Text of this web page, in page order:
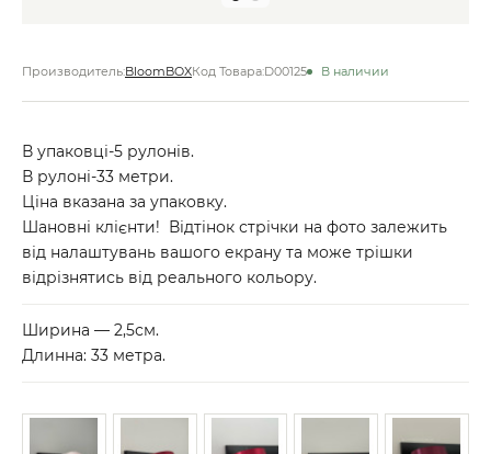
Производитель:BloomBOXКод Товара:D00125 В наличии
В упаковці-5 рулонів.
В рулоні-33 метри.
Ціна вказана за упаковку.
Шановні клієнти! Відтінок стрічки на фото залежить
від налаштувань вашого екрану та може трішки
відрізнятись від реального кольору.
Ширина — 2,5см.
Длинна: 33 метра.